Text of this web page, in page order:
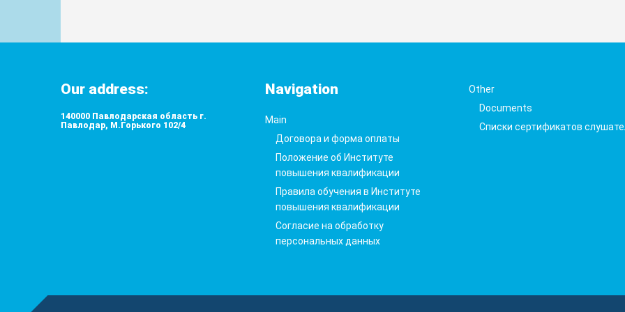
Our address:
140000 Павлодарская область г.
Павлодар, М.Горького 102/4
Navigation
Main
Договора и форма оплаты
Положение об Институте
повышения квалификации
Правила обучения в Институте
повышения квалификации
Согласие на обработку
персональных данных
Other
Documents
Списки сертификатов